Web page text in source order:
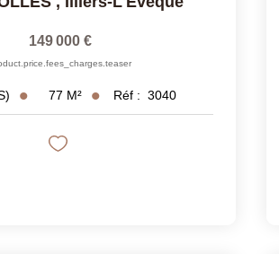
149 000 €
77 M² Réf : 3040